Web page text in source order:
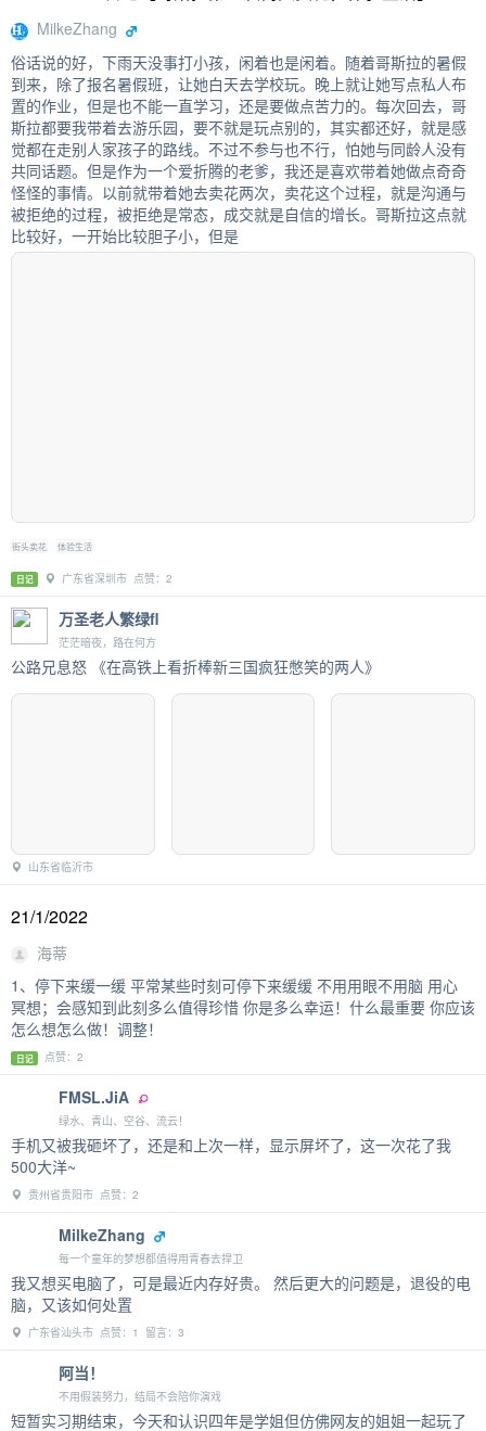
MilkeZhang
俗话说的好，下雨天没事打小孩，闲着也是闲着。随着哥斯拉的暑假
到来，除了报名暑假班，让她白天去学校玩。晚上就让她写点私人布
置的作业，但是也不能一直学习，还是要做点苦力的。每次回去，哥
斯拉都要我带着去游乐园，要不就是玩点别的，其实都还好，就是感
觉都在走别人家孩子的路线。不过不参与也不行，怕她与同龄人没有
共同话题。但是作为一个爱折腾的老爹，我还是喜欢带着她做点奇奇
怪怪的事情。以前就带着她去卖花两次，卖花这个过程，就是沟通与
被拒绝的过程，被拒绝是常态，成交就是自信的增长。哥斯拉这点就
比较好，一开始比较胆子小，但是
街头卖花 体验生活
日记 广东省深圳市 点赞：2
万圣老人繁绿fl
茫茫暗夜，路在何方
公路兄息怒 《在高铁上看折棒新三国疯狂憋笑的两人》
山东省临沂市
21/1/2022
海蒂
1、停下来缓一缓 平常某些时刻可停下来缓缓 不用用眼不用脑 用心
冥想；会感知到此刻多么值得珍惜 你是多么幸运！什么最重要 你应该
怎么想怎么做！调整！
日记 点赞：2
FMSL.JiA
绿水、青山、空谷、流云！
手机又被我砸坏了，还是和上次一样，显示屏坏了，这一次花了我
500大洋~
贵州省贵阳市 点赞：2
MilkeZhang
每一个童年的梦想都值得用青春去捍卫
我又想买电脑了，可是最近内存好贵。 然后更大的问题是，退役的电
脑，又该如何处置
广东省汕头市 点赞：1 留言：3
阿当！
不用假装努力，结局不会陪你演戏
短暂实习期结束，今天和认识四年是学姐但仿佛网友的姐姐一起玩了